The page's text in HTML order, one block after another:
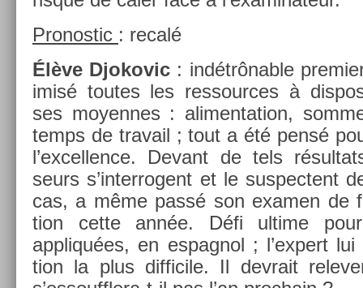
Pro­nos­tic : recalé
Élève Djokovic : indétrônable
imisé toutes les re­ssour­ces à
ses moyen­nes : al­imen­ta­tion,
temps de travail ; tout a été pensé
l’ex­cell­ence. De­vant de tels
seurs s’in­terrogent et le sus­pec­tent
cas, a même passé son ex­am­en de
tion cette année. Défi ul­time
appliquées, en es­pagnol ; l’ex­pert
tion la plus dif­ficile. Il de­vrait